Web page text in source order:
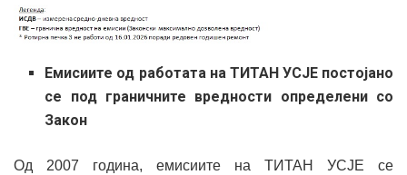
Емисиите од работата на ТИТАН УСЈЕ постојано
се под граничните вредности определени со
Закон
Од 2007 година, емисиите на ТИТАН УСЈЕ се